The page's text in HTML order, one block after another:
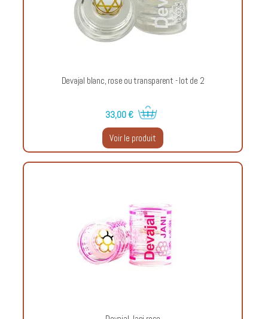
Devajal blanc, rose ou transparent - lot de 2
33,00 €
Voir le produit